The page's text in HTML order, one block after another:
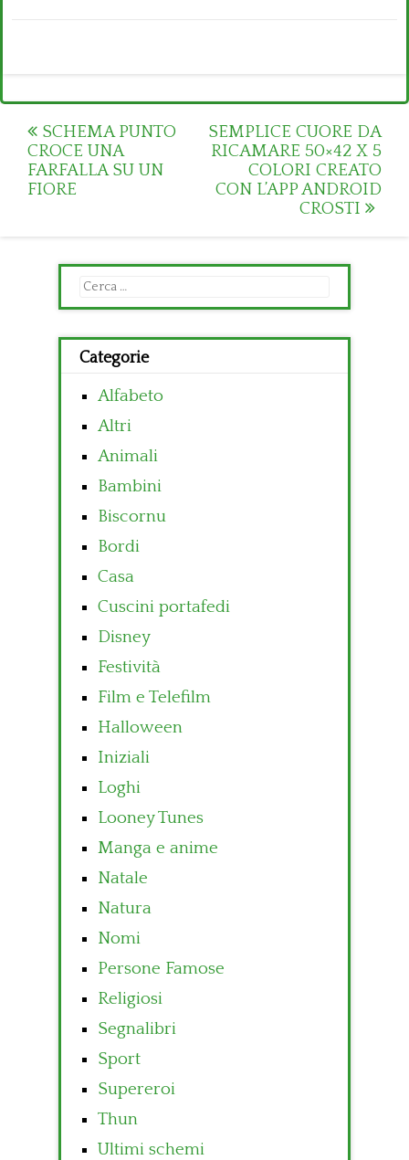
Post
navigation
SCHEMA PUNTO
CROCE UNA
FARFALLA SU UN
FIORE
SEMPLICE CUORE DA
RICAMARE 50×42 X 5
COLORI CREATO
CON L’APP ANDROID
CROSTI
Ricerca
per:
Categorie
Alfabeto
Altri
Animali
Bambini
Biscornu
Bordi
Casa
Cuscini portafedi
Disney
Festività
Film e Telefilm
Halloween
Iniziali
Loghi
Looney Tunes
Manga e anime
Natale
Natura
Nomi
Persone Famose
Religiosi
Segnalibri
Sport
Supereroi
Thun
Ultimi schemi